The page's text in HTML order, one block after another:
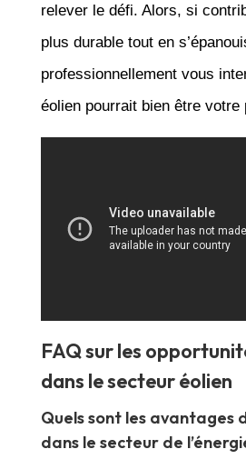
relever le défi. Alors, si
plus durable tout en
professionnellement vous
éolien pourrait bien être votre
FAQ sur les
dans le secteur éolien
Quels sont les avantages
dans le secteur de